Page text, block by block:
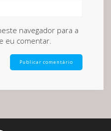
navegador para a
eu comentar.